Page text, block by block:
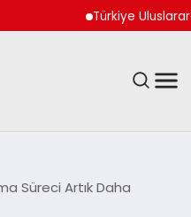
Türkiye Uluslararası
Süreci Artık Daha